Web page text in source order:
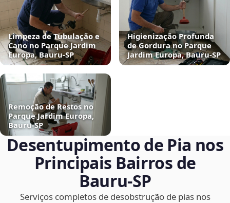
Limpeza de Tubulação e
Cano no Parque Jardim
Europa, Bauru‑SP
Higienização Profunda
de Gordura no Parque
Jardim Europa, Bauru‑SP
Remoção de Restos no
Parque Jardim Europa,
Bauru‑SP
Desentupimento de Pia nos
Principais Bairros de
Bauru‑SP
Serviços completos de desobstrução de pias nos